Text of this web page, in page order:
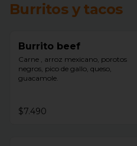
Burritos y tacos
Burrito beef
Carne , arroz mexicano, porotos
negros, pico de gallo, queso,
guacamole.
$7.490